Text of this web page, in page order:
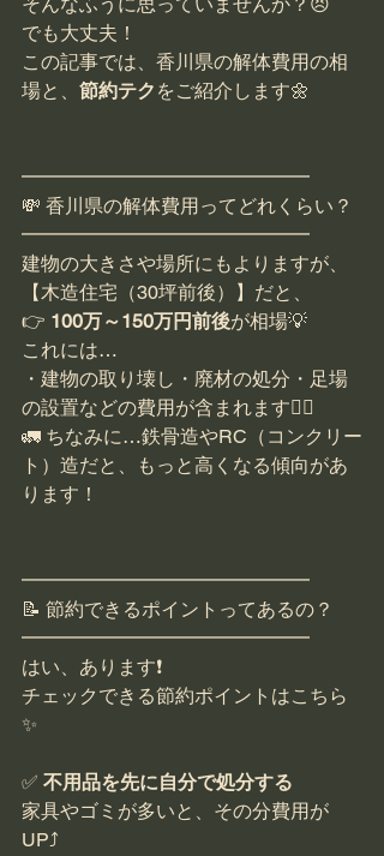
でも大丈夫！
この記事では、香川県の解体費用の相
場と、 節約テク をご紹介します🌼
━━━━━━━━━━━━━━━
💸 香川県の解体費用ってどれくらい？
━━━━━━━━━━━━━━━
建物の大きさや場所にもよりますが、
【木造住宅（30坪前後）】だと、
👉 100万～150万円前後が相場💡
これには…
・建物の取り壊し・廃材の処分・足場
の設置などの費用が含まれます👷‍♂️
🚛 ちなみに…鉄骨造やRC（コンクリー
ト）造だと、もっと高くなる傾向があ
ります！
━━━━━━━━━━━━━━━
📝 節約できるポイントってあるの？
━━━━━━━━━━━━━━━
はい、あります❗️
チェックできる節約ポイントはこちら
✨
✅ 不用品を先に自分で処分する
家具やゴミが多いと、その分費用が
UP⤴️